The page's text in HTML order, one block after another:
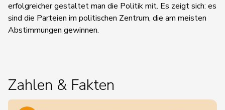
erfolgreicher gestaltet man die Politik mit. Es zeigt sich: es
sind die Parteien im politischen Zentrum, die am meisten
Abstimmungen gewinnen.
Zahlen & Fakten